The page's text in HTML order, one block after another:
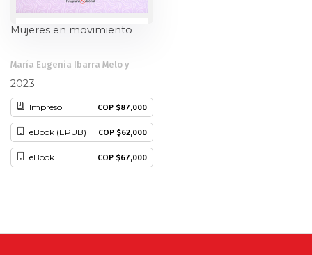
Economía
Educación
Estudios culturales
Estudios regionales
Mujeres en movimiento
María Eugenia Ibarra Melo y
2023
Impreso COP $87,000
eBook (EPUB) COP $62,000
eBook COP $67,000